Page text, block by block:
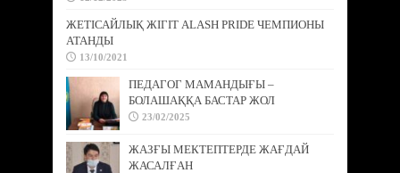
ЖЕТІСАЙЛЫҚ ЖІГІТ ALASH PRIDE ЧЕМПИОНЫ
АТАНДЫ
13/10/2021
ПЕДАГОГ МАМАНДЫҒЫ –
БОЛАШАҚҚА БАСТАР ЖОЛ
23/02/2025
ЖАЗҒЫ МЕКТЕПТЕРДЕ ЖАҒДАЙ
ЖАСАЛҒАН